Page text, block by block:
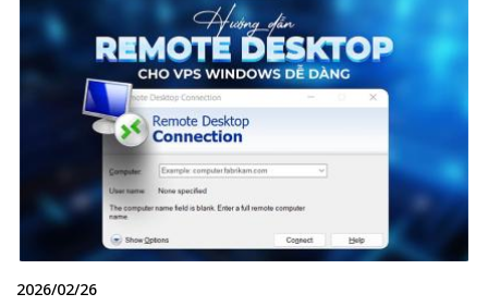
2026/02/26